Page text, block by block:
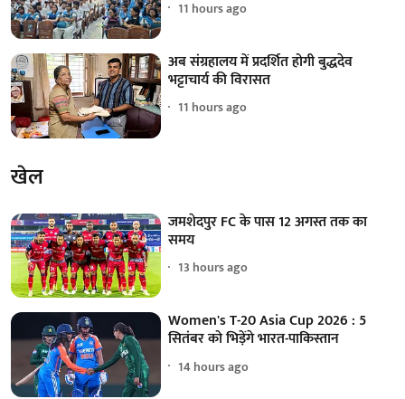
11 hours ago
अब संग्रहालय में प्रदर्शित होगी बुद्धदेव
भट्टाचार्य की विरासत
11 hours ago
खेल
जमशेदपुर FC के पास 12 अगस्त तक का
समय
13 hours ago
Women's T-20 Asia Cup 2026 : 5
सितंबर को भिड़ेंगे भारत-पाकिस्तान
14 hours ago